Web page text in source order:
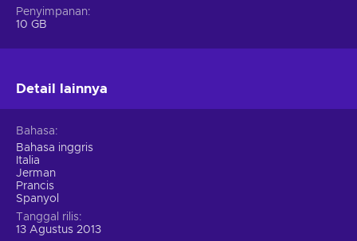
Penyimpanan
10 GB
Detail lainnya
Bahasa
Bahasa inggris
Italia
Jerman
Prancis
Spanyol
Tanggal rilis
13 Agustus 2013